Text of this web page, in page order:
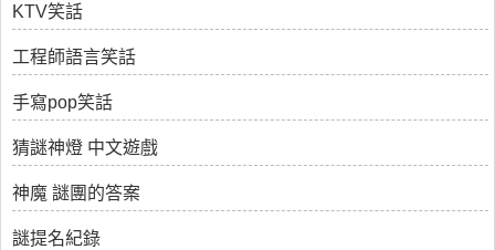
KTV笑話
工程師語言笑話
手寫pop笑話
猜謎神燈 中文遊戲
神魔 謎團的答案
謎提名紀錄